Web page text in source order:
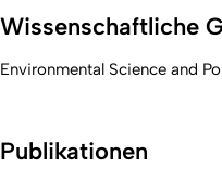
Wissenschaftliche
Environmental Science and
Publikationen